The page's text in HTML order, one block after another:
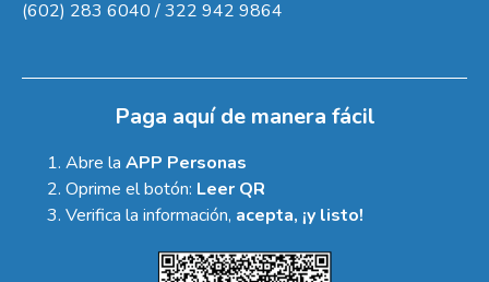
(602) 283 6040 / 322 942 9864
Paga aquí de manera fácil
Abre la APP Personas
Oprime el botón: Leer QR
Verifica la información, acepta, ¡y listo!